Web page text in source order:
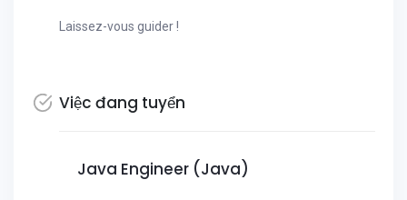
Laissez-vous guider !
Việc đang tuyển
Java Engineer (Java)